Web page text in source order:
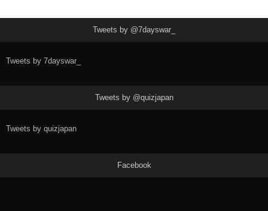
Tweets by @7dayswar_
Tweets by 7dayswar_
Tweets by @quizjapan
Tweets by quizjapan
Facebook